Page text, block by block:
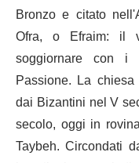
Bronzo e citato
Ofra, o Efraim: il
soggiornare con
Passione. La
dai Bizantini nel V
secolo, oggi in
Taybeh. Circondati